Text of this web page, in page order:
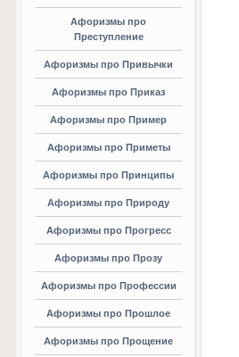
Афоризмы про
Преступление
Афоризмы про Привычки
Афоризмы про Приказ
Афоризмы про Пример
Афоризмы про Приметы
Афоризмы про Принципы
Афоризмы про Природу
Афоризмы про Прогресс
Афоризмы про Прозу
Афоризмы про Профессии
Афоризмы про Прошлое
Афоризмы про Прощение